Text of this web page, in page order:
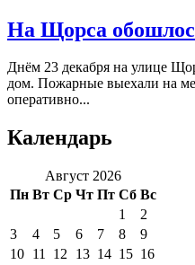
На Щорса
Днём 23 декабря на улице
дом. Пожарные выехали на
оперативно...
Календарь
Август 2026
Пн Вт Ср Чт Пт Сб Вс
1
2
3
4 5 6 7 8
9
10 11 12 13 14 15 16